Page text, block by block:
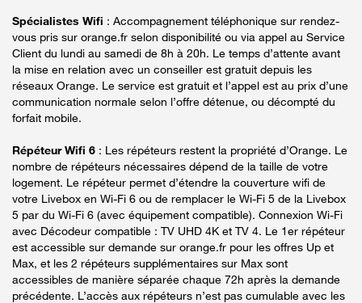
Spécialistes Wifi : Accompagnement téléphonique sur rendez-
vous pris sur orange.fr selon disponibilité ou via appel au Service
Client du lundi au samedi de 8h à 20h. Le temps d’attente avant
la mise en relation avec un conseiller est gratuit depuis les
réseaux Orange. Le service est gratuit et l’appel est au prix d’une
communication normale selon l’offre détenue, ou décompté du
forfait mobile.
Répéteur Wifi 6 : Les répéteurs restent la propriété d’Orange. Le
nombre de répéteurs nécessaires dépend de la taille de votre
logement. Le répéteur permet d’étendre la couverture wifi de
votre Livebox en Wi-Fi 6 ou de remplacer le Wi-Fi 5 de la Livebox
5 par du Wi-Fi 6 (avec équipement compatible). Connexion Wi-Fi
avec Décodeur compatible : TV UHD 4K et TV 4. Le 1er répéteur
est accessible sur demande sur orange.fr pour les offres Up et
Max, et les 2 répéteurs supplémentaires sur Max sont
accessibles de manière séparée chaque 72h après la demande
précédente. L’accès aux répéteurs n’est pas cumulable avec les